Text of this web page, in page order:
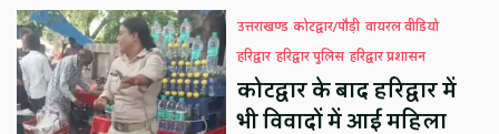
उत्तराखण्ड कोटद्वार/पौड़ी वायरल वीडियो
हरिद्वार हरिद्वार पुलिस हरिद्वार प्रशासन
कोटद्वार के बाद हरिद्वार में
भी विवादों में आई महिला